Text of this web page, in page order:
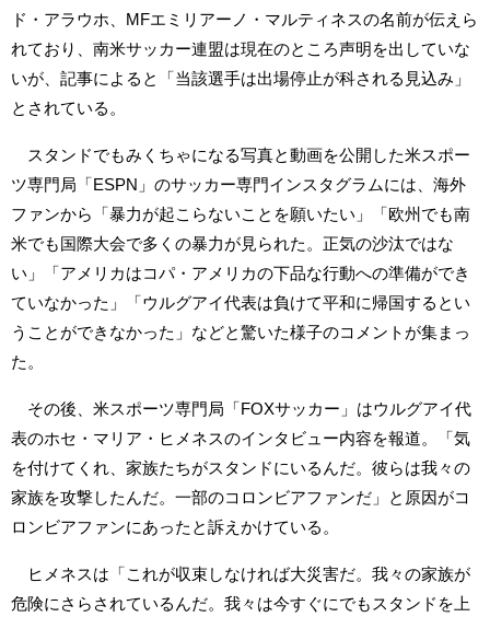
ド・アラウホ、MFエミリアーノ・マルティネスの名前が伝えら
れており、南米サッカー連盟は現在のところ声明を出していな
いが、記事によると「当該選手は出場停止が科される見込み」
とされている。
スタンドでもみくちゃになる写真と動画を公開した米スポー
ツ専門局「ESPN」のサッカー専門インスタグラムには、海外
ファンから「暴力が起こらないことを願いたい」「欧州でも南
米でも国際大会で多くの暴力が見られた。正気の沙汰ではな
い」「アメリカはコパ・アメリカの下品な行動への準備ができ
ていなかった」「ウルグアイ代表は負けて平和に帰国するとい
うことができなかった」などと驚いた様子のコメントが集まっ
た。
その後、米スポーツ専門局「FOXサッカー」はウルグアイ代
表のホセ・マリア・ヒメネスのインタビュー内容を報道。「気
を付けてくれ、家族たちがスタンドにいるんだ。彼らは我々の
家族を攻撃したんだ。一部のコロンビアファンだ」と原因がコ
ロンビアファンにあったと訴えかけている。
ヒメネスは「これが収束しなければ大災害だ。我々の家族が
危険にさらされているんだ。我々は今すぐにでもスタンドを上